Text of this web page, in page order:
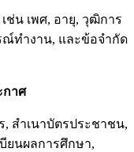
น เพศ, อายุ, วุฒิการ
ทำงาน, และข้อจำกัด
กาศ
สำเนาบัตรประชาชน,
ยนผลการศึกษา,